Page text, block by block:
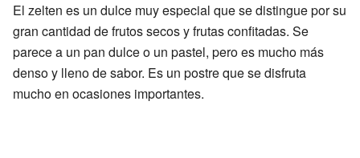
El zelten es un dulce muy especial que se distingue por su
gran cantidad de frutos secos y frutas confitadas. Se
parece a un pan dulce o un pastel, pero es mucho más
denso y lleno de sabor. Es un postre que se disfruta
mucho en ocasiones importantes.